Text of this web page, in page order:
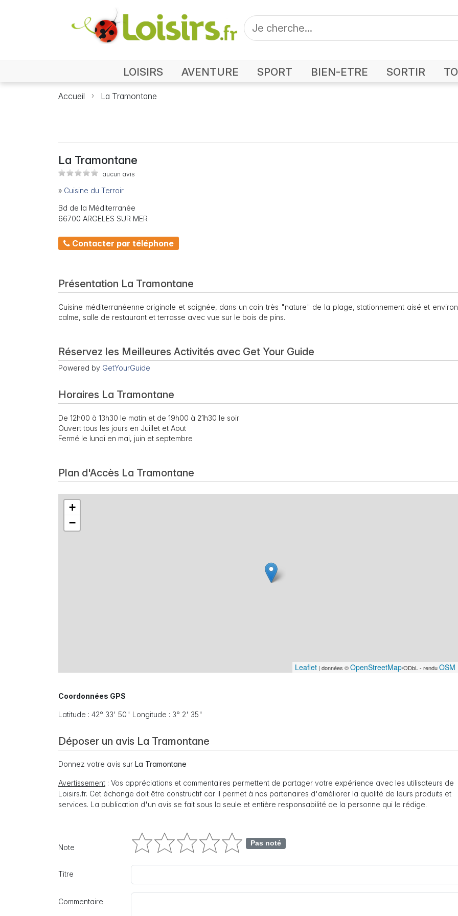
LOISIRS AVENTURE SPORT BIEN-ETRE SORTIR
Accueil La Tramontane
La Tramontane
aucun avis
» Cuisine du Terroir
Bd de la Méditerranée
66700 ARGELES SUR MER
Contacter par téléphone
Présentation La Tramontane
Cuisine méditerranéenne originale et soignée, dans un coin très "nature" de la plage, stationnement aisé et
calme, salle de restaurant et terrasse avec vue sur le bois de pins.
Réservez les Meilleures Activités avec Get Your Guide
Powered by GetYourGuide
Horaires La Tramontane
De 12h00 à 13h30 le matin et de 19h00 à 21h30 le soir
Ouvert tous les jours en Juillet et Aout
Fermé le lundi en mai, juin et septembre
Plan d'Accès La Tramontane
+
−
Leaflet | données ©OpenStreetMap/ODbL - renduOSM
Coordonnées GPS
Latitude : 42° 33' 50" Longitude : 3° 2' 35"
Déposer un avis La Tramontane
Donnez votre avis sur La Tramontane
Avertissement : Vos appréciations et commentaires permettent de partager votre expérience avec les utilisateurs de
Loisirs.fr. Cet échange doit être constructif car il permet à nos partenaires d'améliorer la qualité de leurs produits et
services. La publication d'un avis se fait sous la seule et entière responsabilité de la personne qui le rédige.
Note Pas noté
Titre
Commentaire